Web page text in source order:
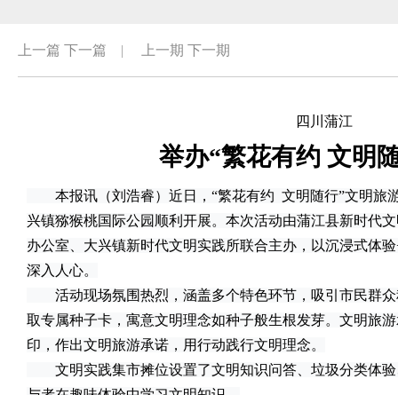
上一篇 下一篇 | 上一期 下一期
四川蒲江
举办“繁花有约 文明
本报讯（刘浩睿）近日，“繁花有约 文明随行”文明旅
兴镇猕猴桃国际公园顺利开展。本次活动由蒲江县新时代
办公室、大兴镇新时代文明实践所联合主办，以沉浸式体
深入人心。
活动现场氛围热烈，涵盖多个特色环节，吸引市民群众
取专属种子卡，寓意文明理念如种子般生根发芽。文明旅
印，作出文明旅游承诺，用行动践行文明理念。
文明实践集市摊位设置了文明知识问答、垃圾分类体验